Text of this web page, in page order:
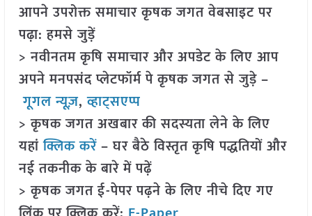
आपने उपरोक्त समाचार कृषक जगत वेबसाइट पर
पढ़ा: हमसे जुड़ें
> नवीनतम कृषि समाचार और अपडेट के लिए आप
अपने मनपसंद प्लेटफॉर्म पे कृषक जगत से जुड़े –
गूगल न्यूज़,व्हाट्सएप्प
> कृषक जगत अखबार की सदस्यता लेने के लिए
यहांक्लिक करें– घर बैठे विस्तृत कृषि पद्धतियों और
नई तकनीक के बारे में पढ़ें
> कृषक जगत ई-पेपर पढ़ने के लिए नीचे दिए गए